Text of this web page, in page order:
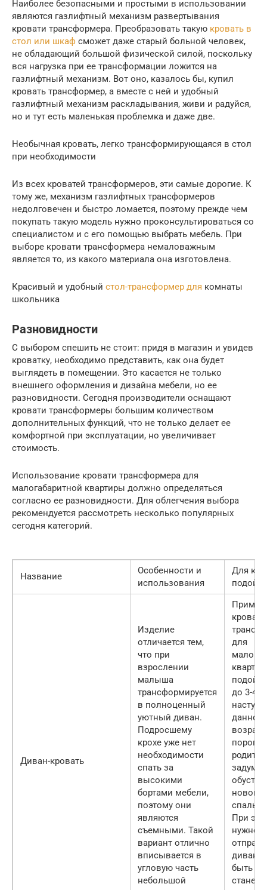
Наиболее безопасными и простыми в использовании
являются газлифтный механизм развертывания
кровати трансформера. Преобразовать такую кровать в
стол или шкаф сможет даже старый больной человек,
не обладающий большой физической силой, поскольку
вся нагрузка при ее трансформации ложится на
газлифтный механизм. Вот оно, казалось бы, купил
кровать трансформер, а вместе с ней и удобный
газлифтный механизм раскладывания, живи и радуйся,
но и тут есть маленькая проблемка и даже две.
Необычная кровать, легко трансформирующаяся в стол
при необходимости
Из всех кроватей трансформеров, эти самые дорогие. К
тому же, механизм газлифтных трансформеров
недолговечен и быстро ломается, поэтому прежде чем
покупать такую модель нужно проконсультироваться со
специалистом и с его помощью выбрать мебель. При
выборе кровати трансформера немаловажным
является то, из какого материала она изготовлена.
Красивый и удобный стол-трансформер для комнаты
школьника
Разновидности
С выбором спешить не стоит: придя в магазин и увидев
кроватку, необходимо представить, как она будет
выглядеть в помещении. Это касается не только
внешнего оформления и дизайна мебели, но ее
разновидности. Сегодня производители оснащают
кровати трансформеры большим количеством
дополнительных функций, что не только делает ее
комфортной при эксплуатации, но увеличивает
стоимость.
Использование кровати трансформера для
малогабаритной квартиры должно определяться
согласно ее разновидности. Для облегчения выбора
рекомендуется рассмотреть несколько популярных
сегодня категорий.
Название
Особенности и
использования
Для
Диван-кровать
Изделие
отличается тем,
что при
взрослении
малыша
трансформируется
в полноценный
уютный диван.
Подросшему
крохе уже нет
необходимости
спать за
высокими
бортами мебели,
поэтому они
являются
съемными. Такой
вариант отлично
вписывается в
угловую часть
небольшой
для
до 3-4
данного
порога,
нового
При
нужно
диван
быть
станет